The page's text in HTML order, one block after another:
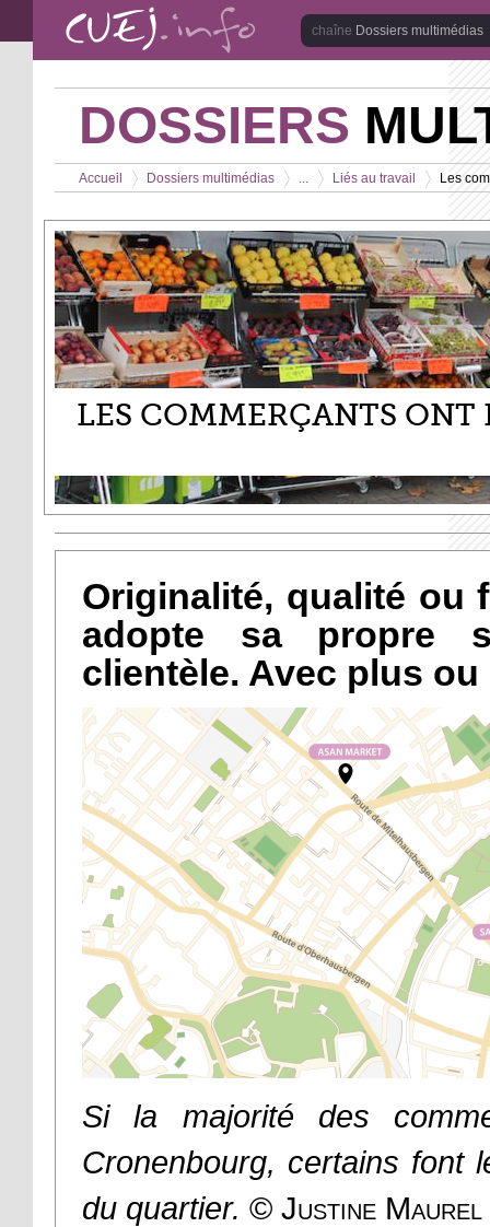
Aller au contenu principal
Dossiers multimédias
DOSSIERS
Vous êtes ici
Accueil
>
Dossiers multimédias
>
...
>
Liés au travail
>
Les
LES COMMERÇANTS ONT
Originalité, qualité ou
adopte sa propre
clientèle. Avec plus
Si la majorité des
Cronenbourg, certains font
du quartier. © Justine Maurel